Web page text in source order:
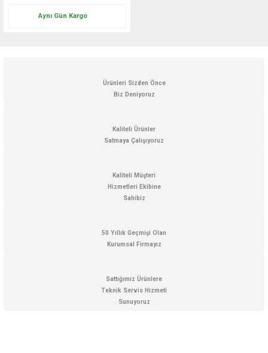
Aynı Gün Kargo
Ürünleri Sizden Önce
Biz Deniyoruz
Kaliteli Ürünler
Satmaya Çalışıyoruz
Kaliteli Müşteri
Hizmetleri Ekibine
Sahibiz
50 Yıllık Geçmişi Olan
Kurumsal Firmayız
Sattığımız Ürünlere
Teknik Servis Hizmeti
Sunuyoruz